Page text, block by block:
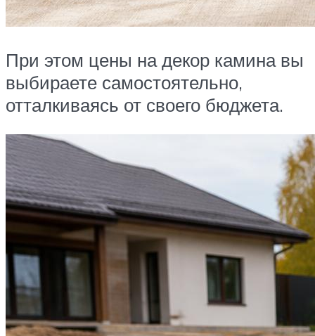
При этом цены на декор камина вы
выбираете самостоятельно,
отталкиваясь от своего бюджета.